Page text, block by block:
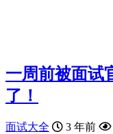
一周前被面试
了！
面试大全 3 年前